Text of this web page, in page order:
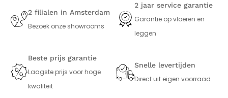
2 filialen in Amsterdam
Bezoek onze showrooms
2 jaar service garantie
Garantie op vloeren en
leggen
Beste prijs garantie
Laagste prijs voor hoge
kwaliteit
Snelle levertijden
Direct uit eigen voorraad